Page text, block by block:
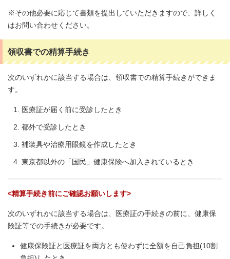
※その他必要に応じて書類を提出していただきますので、詳しく
はお問い合わせください。
領収書での精算手続き
次のいずれかに該当する場合は、領収書での精算手続きができま
す。
医療証が届く前に受診したとき
都外で受診したとき
補装具や治療用眼鏡を作成したとき
東京都以外の「国民」健康保険へ加入されているとき
<精算手続き前にご確認お願いします>
次のいずれかに該当する場合は、医療証の手続きの前に、健康保
険証等での手続きが必要です。
健康保険証と医療証を両方とも使わずに全額を自己負担(10割